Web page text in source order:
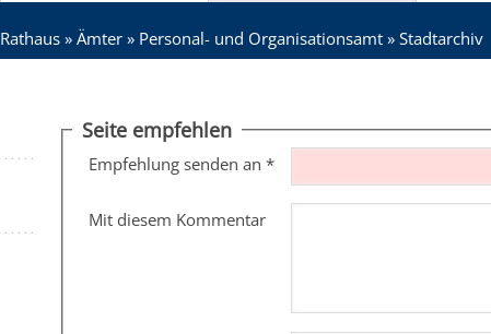
Rathaus » Ämter » Personal- und Organisationsamt » Stadtarchiv
Seite empfehlen
Empfehlung senden an *
Mit diesem Kommentar